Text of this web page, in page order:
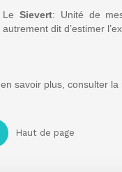
LeSievert: Unité de
autrement dit d’estimer
savoir plus, consulter la
Haut de page